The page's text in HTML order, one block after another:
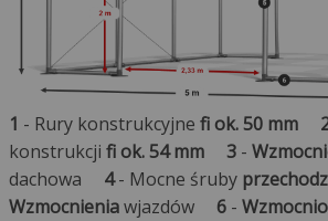
1 - Rury konstrukcyjne fi ok. 50 mm
konstrukcji fi ok. 54 mm 3-
dachowa 4- Mocne śruby
Wzmocnieniawjazdów 6-